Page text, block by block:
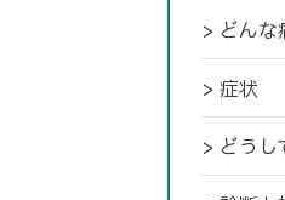
> どんな
> 症状
> どうし